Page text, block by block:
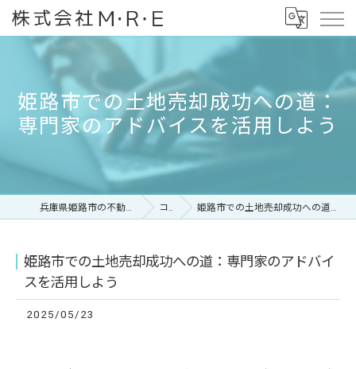
姫路市での土地売却成功への道：
専門家のアドバイスを活用しよう
兵庫県姫路市の不動産なら株式会社M・R・E コラム 姫路市での土地売却成功への道：専門家のアドバイスを活用しよう
姫路市での土地売却成功への道：専門家のアドバイ
スを活用しよう
2025/05/23